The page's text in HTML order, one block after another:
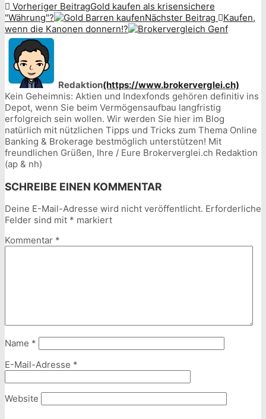
Vorheriger BeitragGold kaufen als krisensichere
"Währung"?
Nächster Beitrag
Kaufen,
wenn die Kanonen donnern!?
Redaktion(https://www.brokerverglei.ch)
Kein Geheimnis: Aktien und Indexfonds gehören definitiv ins
Depot, wenn Sie beim Vermögensaufbau langfristig
erfolgreich sein wollen. Wir werden Sie hier im Blog
natürlich mit nützlichen Tipps und Tricks zum Thema Online
Banking & Brokerage bestmöglich unterstützen! Mit
freundlichen Grüßen, Ihre / Eure Brokerverglei.ch Redaktion
(ap & nh)
SCHREIBE EINEN KOMMENTAR
Deine E-Mail-Adresse wird nicht veröffentlicht. Erforderliche
Felder sind mit * markiert
Kommentar *
Name *
E-Mail-Adresse *
Website